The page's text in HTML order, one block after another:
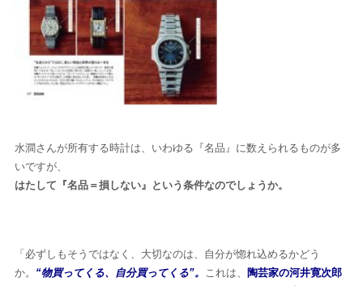
水澗さんが所有する時計は、いわゆる『名品』に数えられるものが多
いですが、
はたして『名品＝損しない』という条件なのでしょうか。
「必ずしもそうではなく、大切なのは、自分が惚れ込めるかどう
か。 “物買ってくる、自分買ってくる”。 これは、
陶芸家の河井寛次郎